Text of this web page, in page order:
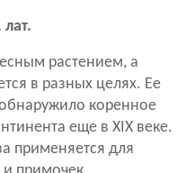
растением, а
в разных целях. Ее
коренное
еще в XIX веке.
применяется для